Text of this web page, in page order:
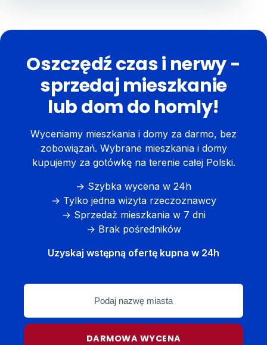
Oszczędź czas i nerwy -
sprzedaj mieszkanie
lub dom do homly!
Wyceniamy mieszkania i domy za darmo, bez
zobowiązań. Wybrane mieszkania i domy
kupujemy za gotówkę na terenie całej Polski.
→ Szybka wycena w 24h
→ Tylko jedna wizyta rzeczoznawcy
→ Sprzedaż mieszkania w 7 dni
→ Brak pośredników
Uzyskaj wstępną ofertę kupna w 24h
Podaj
miasta
DARMOWA WYCENA